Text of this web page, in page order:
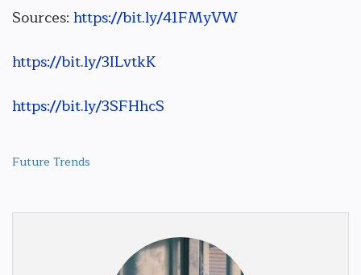
Sources: https://bit.ly/41FMyVW
https://bit.ly/3ILvtkK
https://bit.ly/3SFHhcS
Future Trends